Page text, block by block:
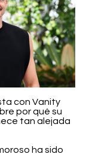
con Vanity
por qué su
tan alejada
ha sido